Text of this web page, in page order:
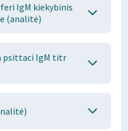
IgM kiekybinis
(analitė)
psittaci IgM titr